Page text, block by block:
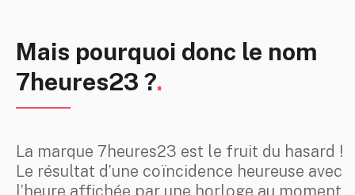
Mais pourquoi donc le nom
7heures23 ?.
La marque 7heures23 est le fruit du hasard !
Le résultat d’une coïncidence heureuse avec
l’heure affichée par une horloge au moment